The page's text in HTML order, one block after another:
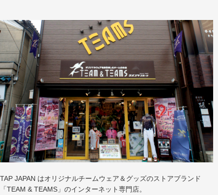
TAP JAPAN はオリジナルチームウェア＆グッズのストアブランド
「TEAM & TEAMS」のインターネット専門店。